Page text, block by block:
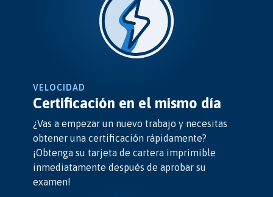
VELOCIDAD
Certificación en el mismo día
¿Vas a empezar un nuevo trabajo y necesitas
obtener una certificación rápidamente?
¡Obtenga su tarjeta de cartera imprimible
inmediatamente después de aprobar su
examen!